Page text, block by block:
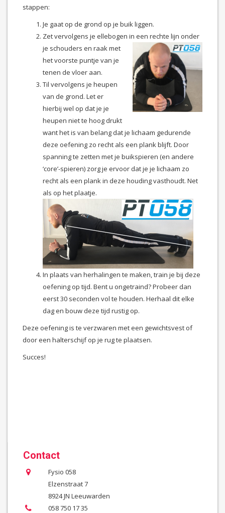
stappen:
Je gaat op de grond op je buik liggen.
Zet vervolgens je ellebogen in een rechte lijn onder
je schouders en raak met
het voorste puntje van je
tenen de vloer aan.
Til vervolgens je heupen
van de grond. Let er
hierbij wel op dat je je
heupen niet te hoog drukt
want het is van belang dat je lichaam gedurende
deze oefening zo recht als een plank blijft. Door
spanning te zetten met je buikspieren (en andere
‘core’-spieren) zorg je ervoor dat je je lichaam zo
recht als een plank in deze houding vasthoudt. Net
als op het plaatje.
In plaats van herhalingen te maken, train je bij deze
oefening op tijd. Bent u ongetraind? Probeer dan
eerst 30 seconden vol te houden. Herhaal dit elke
dag en bouw deze tijd rustig op.
Deze oefening is te verzwaren met een gewichtsvest of
door een halterschijf op je rug te plaatsen.
Succes!
Contact
Fysio 058
Elzenstraat 7
8924 JN Leeuwarden
058 750 17 35